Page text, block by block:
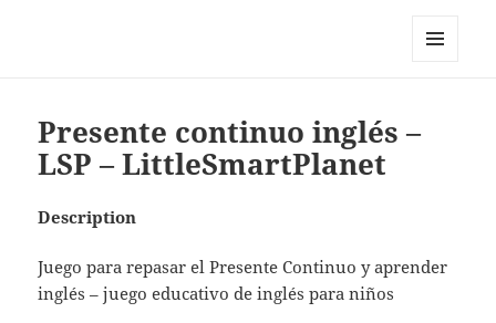
Presente continuo inglés –
LSP – LittleSmartPlanet
Description
Juego para repasar el Presente Continuo y aprender
inglés – juego educativo de inglés para niños